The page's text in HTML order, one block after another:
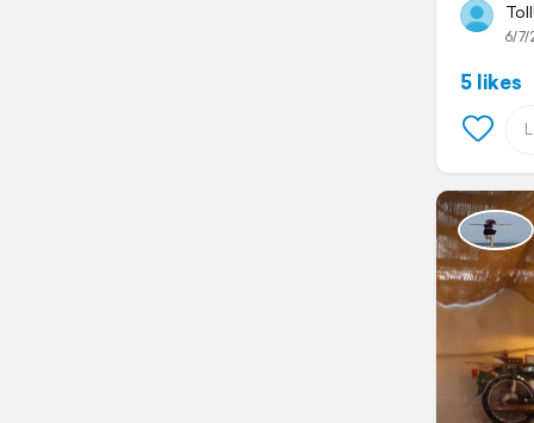
6/7/
5 likes